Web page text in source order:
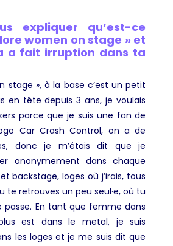
expliquer qu’est-ce
women on stage » et
a fait irruption dans ta
stage », à la base c’est un petit
en tête depuis 3 ans, je voulais
parce que je suis une fan de
Car Crash Control, on a de
donc je m’étais dit que je
anonymement dans chaque
backstage, loges où j’irais, tous
te retrouves un peu seul·e, où tu
passe. En tant que femme dans
est dans le metal, je suis
les loges et je me suis dit que